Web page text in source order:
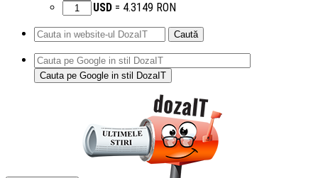
USD = 4.3149 RON
Caută
după: